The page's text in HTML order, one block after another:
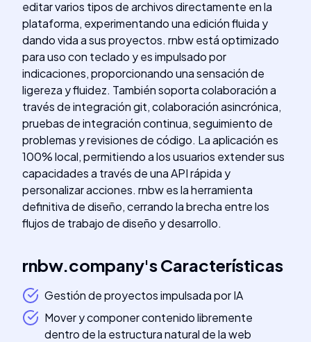
editar varios tipos de archivos directamente en la
plataforma, experimentando una edición fluida y
dando vida a sus proyectos. rnbw está optimizado
para uso con teclado y es impulsado por
indicaciones, proporcionando una sensación de
ligereza y fluidez. También soporta colaboración a
través de integración git, colaboración asincrónica,
pruebas de integración continua, seguimiento de
problemas y revisiones de código. La aplicación es
100% local, permitiendo a los usuarios extender sus
capacidades a través de una API rápida y
personalizar acciones. rnbw es la herramienta
definitiva de diseño, cerrando la brecha entre los
flujos de trabajo de diseño y desarrollo.
rnbw.company'sCaracterísticas
Gestión de proyectos impulsada por IA
Mover y componer contenido libremente
dentro de la estructura natural de la web